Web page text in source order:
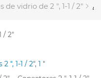
de vidrio de 2 ", 1-1 / 2"
/ 2"
", 1-1 / 2", 1 "